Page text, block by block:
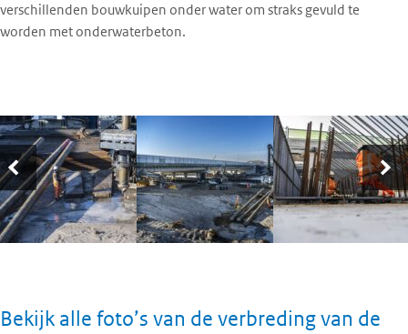
verschillenden bouwkuipen onder water om straks gevuld te
worden met onderwaterbeton.
Bekijk alle foto’s van de verbreding van de